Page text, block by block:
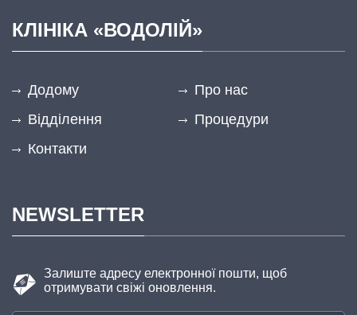
КЛІНІКА «ВОДОЛІЙ»
Додому
Про нас
Відділення
Процедури
Контакти
NEWSLETTER
Залиште адресу електронної пошти, щоб
отримувати свіжі оновлення.